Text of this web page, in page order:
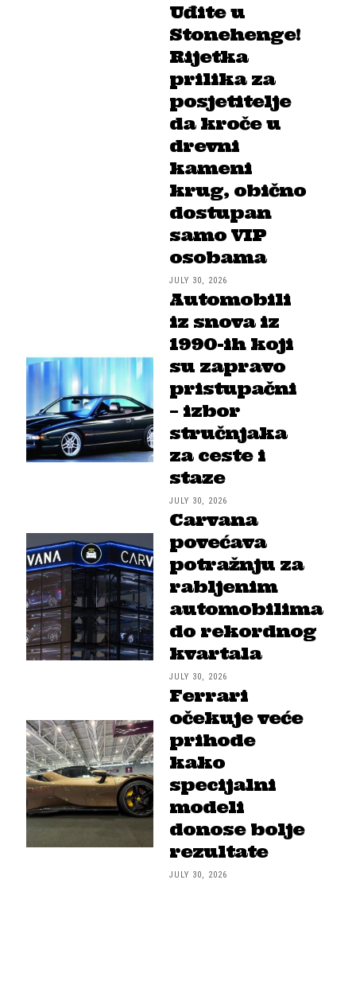
Uđite u
Stonehenge!
Rijetka
prilika za
posjetitelje
da kroče u
drevni
kameni
krug, obično
dostupan
samo VIP
osobama
JULY 30, 2026
Automobili
iz snova iz
1990-ih koji
su zapravo
pristupačni
– izbor
stručnjaka
za ceste i
staze
JULY 30, 2026
Carvana
povećava
potražnju za
rabljenim
automobilima
do rekordnog
kvartala
JULY 30, 2026
Ferrari
očekuje veće
prihode
kako
specijalni
modeli
donose bolje
rezultate
JULY 30, 2026